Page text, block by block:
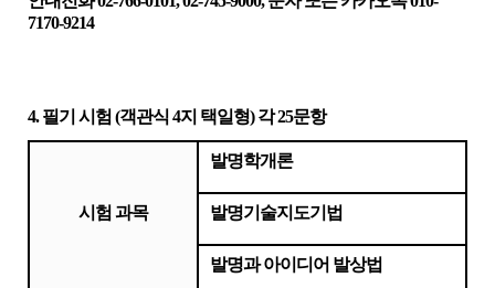
7170-9214
4.필기 시험 (객관식 4지 택일형)각25문항
시험 과목
발명학개론
발명기술지도기법
발명과 아이디어 발상법